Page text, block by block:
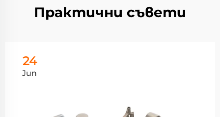
Практични съвети
24
Jun